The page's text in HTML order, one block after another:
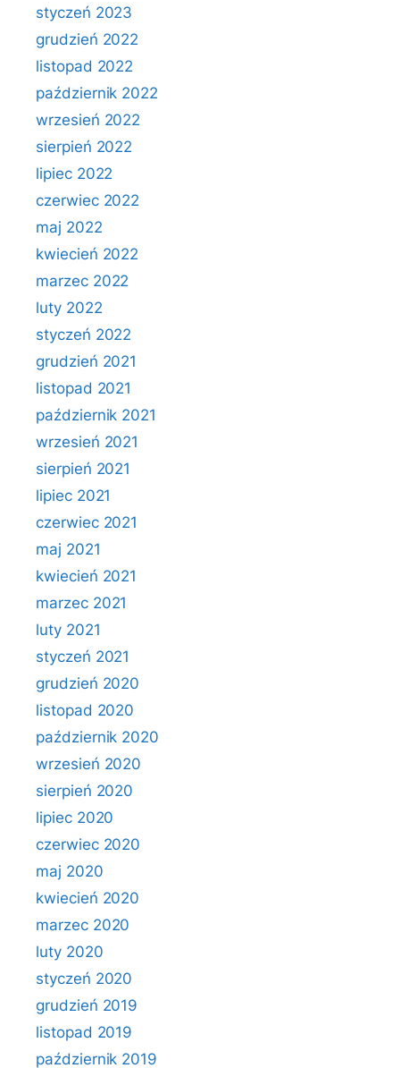
styczeń 2023
grudzień 2022
listopad 2022
październik 2022
wrzesień 2022
sierpień 2022
lipiec 2022
czerwiec 2022
maj 2022
kwiecień 2022
marzec 2022
luty 2022
styczeń 2022
grudzień 2021
listopad 2021
październik 2021
wrzesień 2021
sierpień 2021
lipiec 2021
czerwiec 2021
maj 2021
kwiecień 2021
marzec 2021
luty 2021
styczeń 2021
grudzień 2020
listopad 2020
październik 2020
wrzesień 2020
sierpień 2020
lipiec 2020
czerwiec 2020
maj 2020
kwiecień 2020
marzec 2020
luty 2020
styczeń 2020
grudzień 2019
listopad 2019
październik 2019